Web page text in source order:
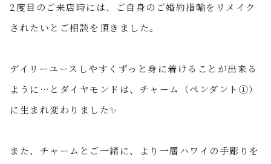
2度目のご来店時には、ご自身のご婚約指輪をリメイク
されたいとご相談を頂きました。
デイリーユースしやすくずっと身に着けることが出来る
ように… とダイヤモンドは、チャーム（ペンダント①）
に生まれ変わりました✨
また、チャームとご一緒に、より一層ハワイの手彫りを